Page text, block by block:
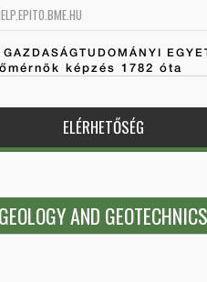
képzés 1782 óta
ELÉRHETŐSÉG
AND GEOTECHNICS